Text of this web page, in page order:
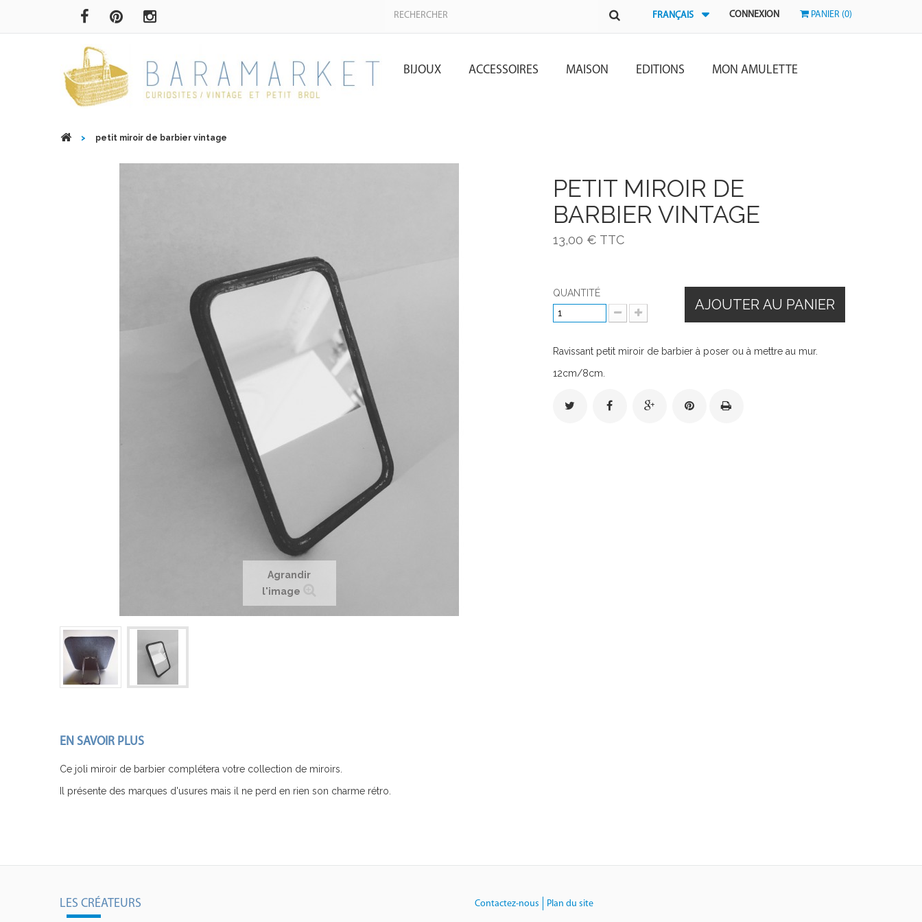
PANIER (0)
CONNEXION
FRANÇAIS
BIJOUX ACCESSOIRES MAISON EDITIONS MON AMULETTE
> petit miroir de barbier vintage
Agrandir
l'image
PETIT MIROIR DE
BARBIER VINTAGE
13,00 € TTC
QUANTITÉ
AJOUTER AU PANIER
Ravissant petit miroir de barbier à poser ou à mettre au mur.
12cm/8cm.
EN SAVOIR PLUS
Ce joli miroir de barbier complétera votre collection de miroirs.
Il présente des marques d'usures mais il ne perd en rien son charme rétro.
LES CRÉATEURS Contactez-nous Plan du site